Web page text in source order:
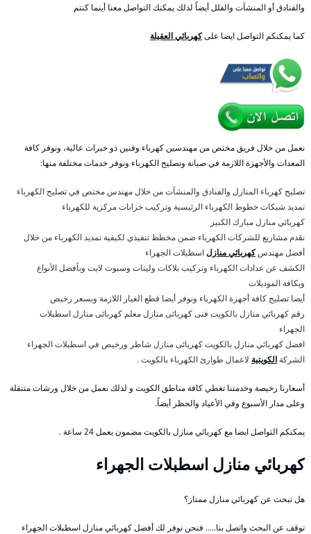
والفنادق أو المنشآت والفلل أيضاً لذلك يمكنك التواصل معنا أينما كنتم
كما يمكنكم التواصل ايضا علىكهربائي العقيلة
نعمل من خلال فريق مختص من مهندسين كهرباء وفنين ذو خبرات عالية، ونوفر كافة
المعدات والأجهزة اللازمة في صيانة وتصليح الكهرباء ونوفر خدمات مختلفة منها:
تصليح كهرباء المنازل والفنادق والمنشآت من خلال مهندس مختص في تصليح الكهرباء
تمديد شبكات خطوط الكهرباء الرئيسية وتركيب خزانات مركزية للكهرباء
كهربائي منازل مبارك الكبير
نقدم مشاريع للشركات الكهرباء ضمن مخطط تنفيذي لكيفية تمديد الكهرباء من خلال
أفضل مهندسكهربائي منازلاسطبلات الجهراء
الكشف عن عدادات الكهرباء وتركيب بلاكات وليتات وسبوت لايت وبأفضل الأنواع
وبكافة الموديلات
أيضا تصليح كافة أجهزة الكهرباء ونوفر أيضا قطع الغيار اللازمة وبسعر رخيص
رقم كهربائي منازل بالكويت فنى كهربائى منازل معلم كهربائى منازل اسطبلات
الجهراء
افضل كهربائي منازل بالكويت كهربائى منازل شاطر ورخيص في اسطبلات الجهراء
الشركة الكويتية لاعمال طوارئ الكهرباء بالكويت .
أسعارنا رخيصة وخدمتنا تغطي كافة مناطق الكويت و لذلك نعمل من خلال ورشات متنقلة
وعلى مدار الأسبوع وفي الأعياد والحظر أيضاً.
يمكنكم التواصل ايضا مع كهربائي منازل بالكويت مضمون يعمل 24 ساعة .
كهربائي منازل اسطبلات الجهراء
هل تبحث عن كهربائي منازل ممتاز؟
توقف عن البحث واتصل بنا….. فنحن نوفر لك أفضل كهربائي منازل اسطبلات الجهراء